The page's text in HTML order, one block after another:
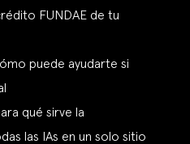
FUNDAE de tu
puede ayudarte si
qué sirve la
las IAs en un solo sitio